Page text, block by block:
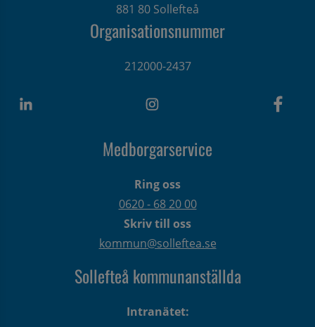
881 80 Sollefteå
Organisationsnummer
212000-2437
Medborgarservice
Ring oss
0620 - 68 20 00
Skriv till oss
kommun@solleftea.se
Sollefteå kommunanställda
Intranätet: